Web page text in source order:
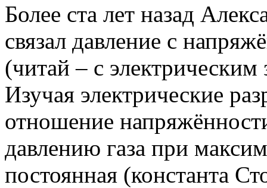
Более ста лет назад
связал давление с
(читай – с электрическим
Изучая электрические
отношение
давлению газа при
постоянная (константа